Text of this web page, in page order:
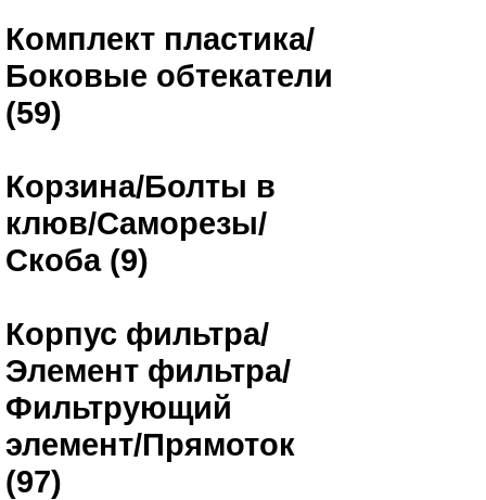
Комплект пластика/
Боковые обтекатели
(59)
Корзина/Болты в
клюв/Саморезы/
Скоба (9)
Корпус фильтра/
Элемент фильтра/
Фильтрующий
элемент/Прямоток
(97)